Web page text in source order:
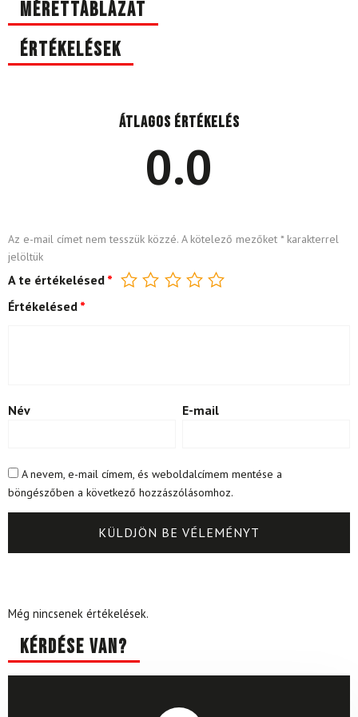
Mérettáblázat
Értékelések
Átlagos értékelés
0.0
Az e-mail címet nem tesszük közzé. A kötelező mezőket *karakterrel
jelöltük
A te értékelésed *
Értékelésed *
Név E-mail
A nevem, e-mail címem, és weboldalcímem mentése a
böngészőben a következő hozzászólásomhoz.
Még nincsenek értékelések.
Kérdése van?